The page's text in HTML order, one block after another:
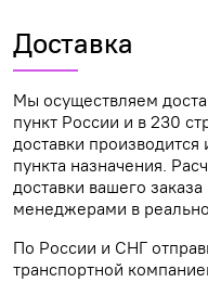
Доставка
Мы осуществляем
пункт России и в 230
доставки
пункта назначения.
доставки вашего
менеджерами в
По России и СНГ
транспортной